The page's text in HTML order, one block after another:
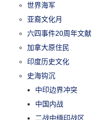
世界海军
亚裔文化月
六四事件20周年文献
加拿大原住民
印度历史文化
史海钩沉
中印边界冲突
中国内战
二战中缅印战区